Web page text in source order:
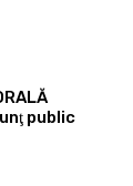
public